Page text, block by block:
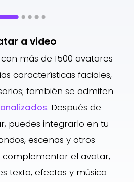
a video
más de 1500 avatares
características faciales,
también se admiten
. Después de
puedes integrarlo en tu
escenas y otros
el avatar,
texto, efectos y música